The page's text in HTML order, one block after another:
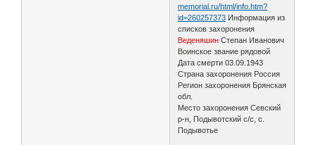
memorial.ru/html/info.htm?
id=260257373 Информация из
списков захоронения
Веденяшин Степан Иванович
Воинское звание рядовой
Дата смерти 03.09.1943
Страна захоронения Россия
Регион захоронения Брянская
обл.
Место захоронения Севский
р-н, Подывотский с/с, с.
Подывотье